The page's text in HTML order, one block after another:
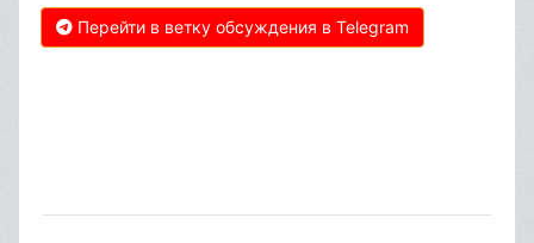
Перейти в ветку обсуждения в Telegram